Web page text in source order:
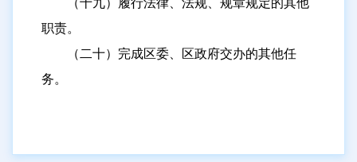
职责。
（二十）完成区委、区政府交办的其他任
务。